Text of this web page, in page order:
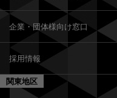
企業・団体様向け窓口
採用情報
関東地区